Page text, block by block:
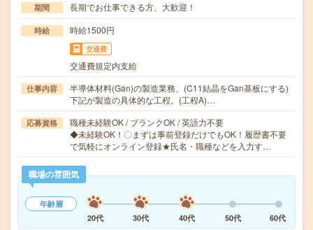
期間 長期でお仕事できる方、大歓迎！
時給 時給1500円
交通費
交通費規定内支給
仕事内容
半導体材料(Gan)の製造業務、(C11結晶をGan基板にする)
下記が製造の具体的な工程。(工程A)…
応募資格
職種未経験OK / ブランクOK / 英語力不要
◆未経験OK！〇まずは事前登録だけでもOK！履歴書不要
で気軽にオンライン登録★氏名・職種などを入力す…
職場の雰囲気
年齢層
20代
30代 40代 50代 60代